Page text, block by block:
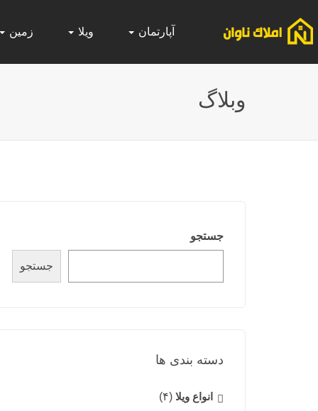
آپارتمان ویلا زمین
وبلاگ
جستجو
جستجو
دسته بندی ها
انواع ویلا (۴)